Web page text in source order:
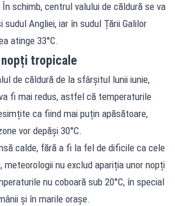
schimb, centrul valului de căldură se va
Angliei, iar în sudul Țării Galilor
atinge 33°C.
tropicale
de căldură de la sfârșitul lunii iunie,
fi mai redus, astfel că temperaturile
ca fiind mai puțin apăsătoare,
vor depăși 30°C.
calde, fără a fi la fel de dificile ca cele
meteorologii nu exclud apariția unor nopți
nu coboară sub 20°C, în special
și în marile orașe.